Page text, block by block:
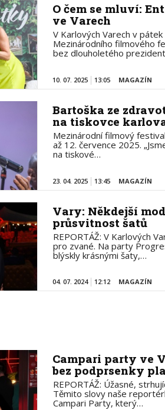
O čem se mluví:
ve Varech
V Karlových Varech v
Mezinárodního filmového
bez dlouholetého
10. 07. 2025 13:05 MAGAZÍN
Bartoška ze
na tiskovce
Mezinárodní filmový
až 12. července 2025.
na tiskové…
23. 04. 2025 13:45 MAGAZÍN
Vary: Někdejší
průsvitnost šatů
REPORTÁŽ: V Karlových
pro zvané. Na party
blýskly krásnými šaty,…
04. 07. 2024 12:12 MAGAZÍN
Campari party ve
bez podprsenky
REPORTÁŽ: Úžasné,
Těmito slovy naše
Campari Party, který…